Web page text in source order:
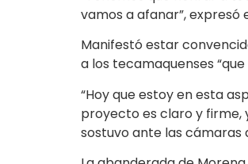
vamos a afanar”,
Manifestó estar
a los tecamaquenses
“Hoy que estoy en esta
proyecto es claro y firme,
sostuvo ante las cámaras